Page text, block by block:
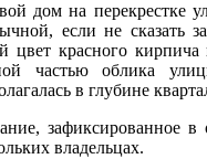
дом на перекрестке
если не сказать
цвет красного
частью облика
в глубине
зафиксированное
владельцах.